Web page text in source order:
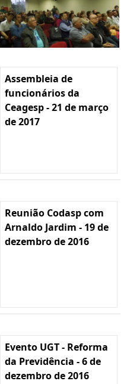
Assembleia de
funcionários da
Ceagesp - 21 de março
de 2017
Reunião Codasp com
Arnaldo Jardim - 19 de
dezembro de 2016
Evento UGT - Reforma
da Previdência - 6 de
dezembro de 2016